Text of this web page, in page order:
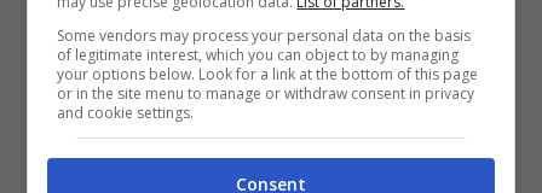
schietta e diretta. La conosciamo per il suo
modo un po’ aggressivo, la risposta
sempre a tono che la contraddistingue e
anche questa volta è intervenuta a difesa
Some vendors may process your personal data on the basis
of legitimate interest, which you can object to by managing
your options below. Look for a link at the bottom of this page
or in the site menu to manage or withdraw consent in privacy
and cookie settings.
Consent